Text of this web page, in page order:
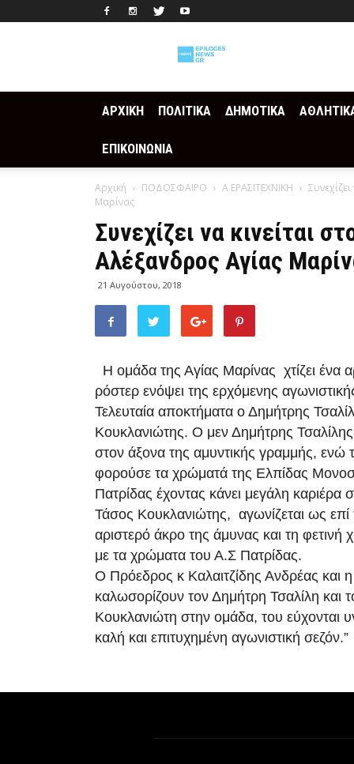
ΑΡΧΙΚΗ ΠΟΛΙΤΙΚΑ ΔΗΜΟΤΙΚΑ
ΕΠΙΚΟΙΝΩΝΙΑ
Αρχική ΠΟΔΟΣΦΑΙΡΟ Α ΕΡΑΣΙΤΕΧΝΙΚΗ
Μαρίνας
Συνεχίζει να κινείται
Αλέξανδρος Αγίας
21 Αυγούστου, 2018
Η ομάδα της Αγίας Μαρίνας χτίζει ένα
ρόστερ ενόψει της ερχόμενης
Τελευταία αποκτήματα ο Δημήτρης
Κουκλανιώτης. Ο μεν Δημήτρης
στον άξονα της αμυντικής γραμμής, ενώ
φορούσε τα χρώματά της Ελπίδας
Πατρίδας έχοντας κάνει μεγάλη
Τάσος Κουκλανιώτης, αγωνίζεται ως επί
αριστερό άκρο της άμυνας και τη φετινή
με τα χρώματα του Α.Σ Πατρίδας.
Ο Πρόεδρος κ Καλαιτζίδης Ανδρέας και η
καλωσορίζουν τον Δημήτρη Τσαλίλη και
Κουκλανιώτη στην ομάδα, του εύχονται
καλή και επιτυχημένη αγωνιστική σεζόν.”